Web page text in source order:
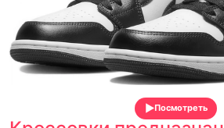
Посмотреть